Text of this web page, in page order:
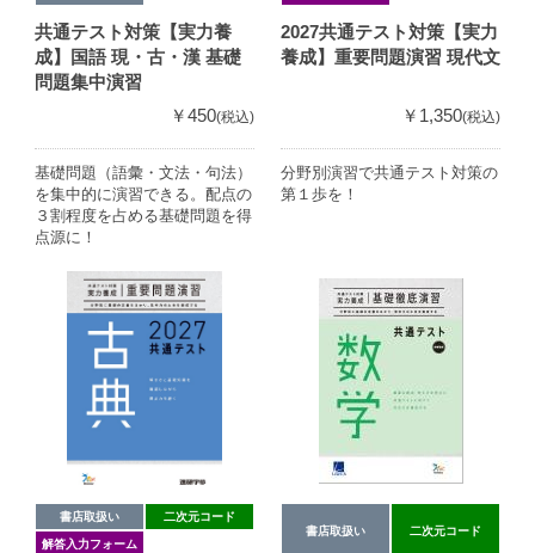
共通テスト対策【実力養
成】国語 現・古・漢 基礎
問題集中演習
￥450(税込)
基礎問題（語彙・文法・句法）
を集中的に演習できる。配点の
３割程度を占める基礎問題を得
点源に！
2027共通テスト対策【実力
養成】重要問題演習 現代文
￥1,350(税込)
分野別演習で共通テスト対策の
第１歩を！
書店取扱い 二次元コード
解答入力フォーム
書店取扱い 二次元コード